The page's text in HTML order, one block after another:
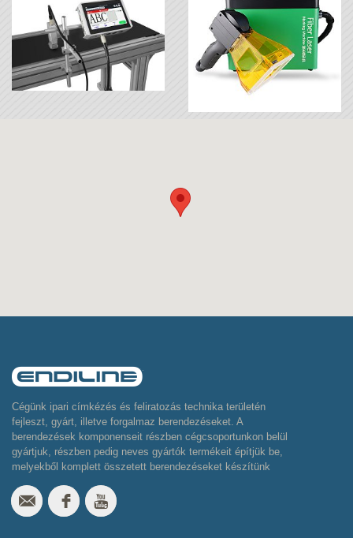
Cégünk ipari címkézés és feliratozás technika területén
fejleszt, gyárt, illetve forgalmaz berendezéseket. A
berendezések komponenseit részben cégcsoportunkon belül
gyártjuk, részben pedig neves gyártók termékeit építjük be,
melyekből komplett összetett berendezéseket készítünk